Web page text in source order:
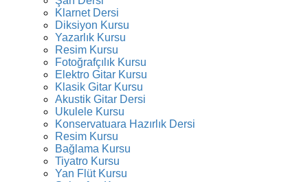
Klarnet Dersi
Diksiyon Kursu
Yazarlık Kursu
Resim Kursu
Fotoğrafçılık Kursu
Elektro Gitar Kursu
Klasik Gitar Kursu
Akustik Gitar Dersi
Ukulele Kursu
Konservatuara Hazırlık Dersi
Resim Kursu
Bağlama Kursu
Tiyatro Kursu
Yan Flüt Kursu